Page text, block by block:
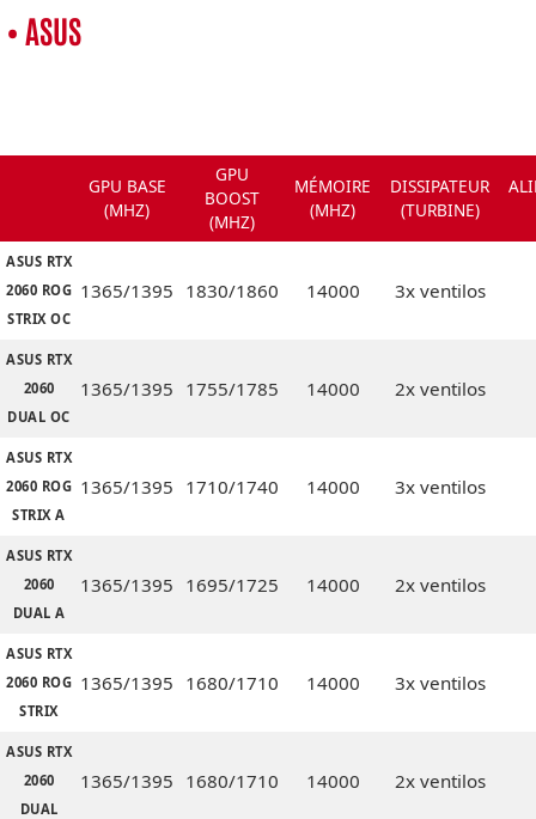
• ASUS
GPU BASE
(MHZ)
GPU
BOOST
(MHZ)
MÉMOIRE
(MHZ)
DISSIPATEUR
(TURBINE)
ASUS RTX
2060 ROG
STRIX OC
1365/1395 1830/1860 14000 3x ventilos
ASUS RTX
2060
DUAL OC
1365/1395 1755/1785 14000 2x ventilos
ASUS RTX
2060 ROG
STRIX A
1365/1395 1710/1740 14000 3x ventilos
ASUS RTX
2060
DUAL A
1365/1395 1695/1725 14000 2x ventilos
ASUS RTX
2060 ROG
STRIX
1365/1395 1680/1710 14000 3x ventilos
ASUS RTX
2060
DUAL
1365/1395 1680/1710 14000 2x ventilos